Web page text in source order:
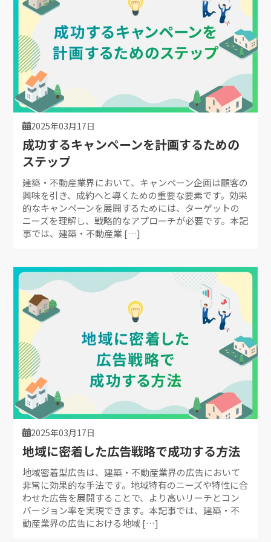
2025年03月17日
成功するキャンペーンを計画するための
ステップ
建築・不動産業界において、キャンペーン企画は顧客の
興味を引き、成約へと導くための重要な要素です。効果
的なキャンペーンを展開するためには、ターゲットの
ニーズを理解し、戦略的なアプローチが必要です。本記
事では、建築・不動産業 […]
2025年03月17日
地域に密着した広告戦略で成功する方法
地域密着型広告は、建築・不動産業界の広告において
非常に効果的な手法です。地域特有のニーズや特性に合
わせた広告を展開することで、より高いリーチとコン
バージョン率を実現できます。本記事では、建築・不
動産業界の広告における地域 […]